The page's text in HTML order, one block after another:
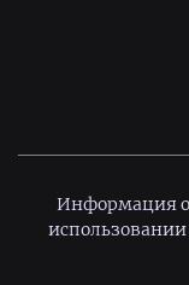
Информация о